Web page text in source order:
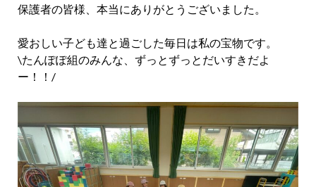
保護者の皆様、本当にありがとうございました。
愛おしい子ども達と過ごした毎日は私の宝物です。
\たんぽぽ組のみんな、ずっとずっとだいすきだよ
ー！！/